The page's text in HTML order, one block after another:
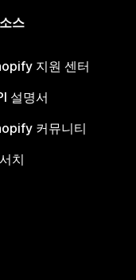
스
지원 센터
설명서
커뮤니티
치